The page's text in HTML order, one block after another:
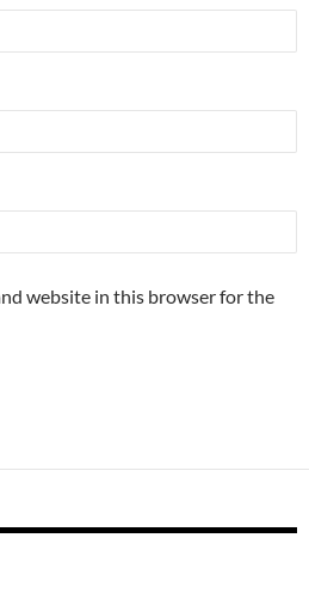
website in this browser for the